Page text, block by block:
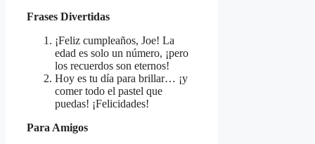
Frases Divertidas
¡Feliz cumpleaños, Joe! La
edad es solo un número, ¡pero
los recuerdos son eternos!
Hoy es tu día para brillar… ¡y
comer todo el pastel que
puedas! ¡Felicidades!
Para Amigos